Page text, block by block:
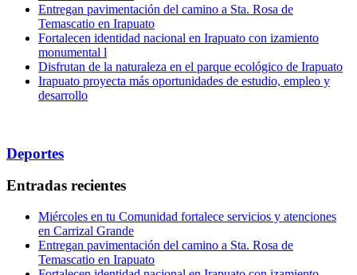
Entregan pavimentación del camino a Sta. Rosa de
Temascatio en Irapuato
Fortalecen identidad nacional en Irapuato con izamiento
monumental l
Disfrutan de la naturaleza en el parque ecológico de Irapuato
Irapuato proyecta más oportunidades de estudio, empleo y
desarrollo
Deportes
Entradas recientes
Miércoles en tu Comunidad fortalece servicios y atenciones
en Carrizal Grande
Entregan pavimentación del camino a Sta. Rosa de
Temascatio en Irapuato